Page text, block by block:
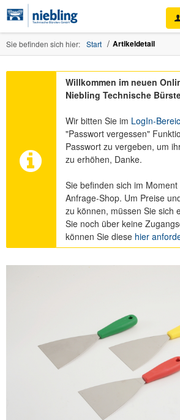
Sie befinden sich hier: Start Artikeldetail
Willkommen im neuen
Niebling Technische
Wir bitten Sie im LogIn-
"Passwort vergessen"
Passwort zu vergeben, um
zu erhöhen, Danke.
Sie befinden sich im
Anfrage-Shop. Um Preise
zu können, müssen Sie sich
Sie noch über keine
können Sie diese hier